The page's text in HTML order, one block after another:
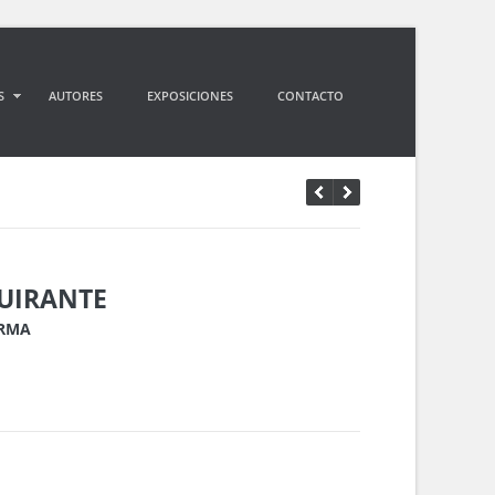
AUTORES EXPOSICIONES CONTACTO